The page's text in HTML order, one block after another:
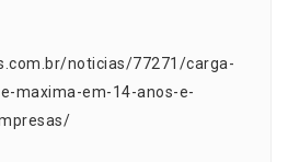
noticias/77271/carga-
maxima-em-14-anos-e-